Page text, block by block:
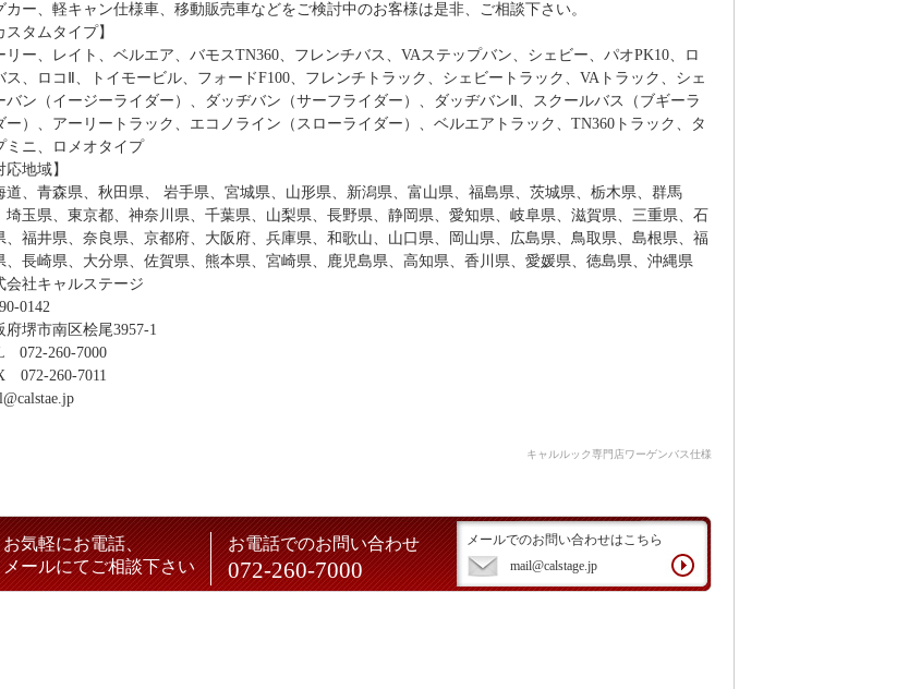
カー、軽キャン仕様車、移動販売車などをご検討中のお客様は是非、ご相談下さい。
スタムタイプ】
リー、レイト、ベルエア、バモスTN360、フレンチバス、VAステップバン、シェビー、パオPK10、ロ
ス、ロコⅡ、トイモービル、フォードF100、フレンチトラック、シェビートラック、VAトラック、シェ
バン（イージーライダー）、ダッヂバン（サーフライダー）、ダッヂバンⅡ、スクールバス（ブギーラ
ー）、アーリートラック、エコノライン（スローライダー）、ベルエアトラック、TN360トラック、タ
ミニ、ロメオタイプ
応地域】
道、青森県、秋田県、 岩手県、宮城県、山形県、新潟県、富山県、福島県、茨城県、栃木県、群馬
埼玉県、東京都、神奈川県、千葉県、山梨県、長野県、静岡県、愛知県、岐阜県、滋賀県、三重県、石
、福井県、奈良県、京都府、大阪府、兵庫県、和歌山、山口県、岡山県、広島県、鳥取県、島根県、福
、長崎県、大分県、佐賀県、熊本県、宮崎県、鹿児島県、高知県、香川県、愛媛県、徳島県、沖縄県
会社キャルステージ
0142
府堺市南区桧尾3957-1
072-260-7000
072-260-7011
キャルルック専門店ワーゲンバス仕様
お気軽にお電話、
メールにてご相談下さい
お電話でのお問い合わせ
072-260-7000
メールでのお問い合わせはこちら
mail@calstage.jp